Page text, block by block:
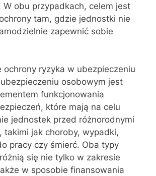
W obu przypadkach, celem jest
tam, gdzie jednostki nie
zapewnić sobie
ochrony ryzyka w ubezpieczeniu
ubezpieczeniu osobowym jest
funkcjonowania
które mają na celu
jednostek przed różnorodnymi
takimi jak choroby, wypadki,
pracy czy śmierć. Oba typy
się nie tylko w zakresie
w sposobie finansowania